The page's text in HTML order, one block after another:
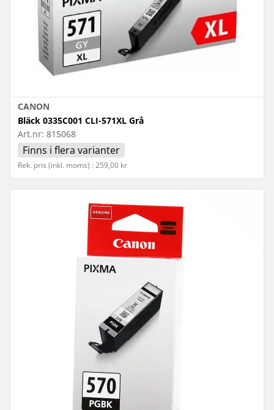
CANON
Bläck 0335C001 CLI-571XL Grå
Art.nr: 815068
Finns i flera varianter
Rek. pris (inkl. moms) : 259,00 kr